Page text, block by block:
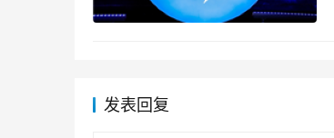
发表回复